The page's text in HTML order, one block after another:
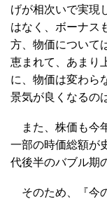
げが相次いで実現
はなく、ボーナス
方、物価について
恵まれて、あまり
に、物価は変わら
景気が良くなるの
また、株価も今
一部の時価総額が
代後半のバブル期
そのため、『今